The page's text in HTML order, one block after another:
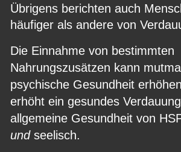
Übrigens berichten auch
häufiger als andere von
Die Einnahme von bestimmten
Nahrungszusätzen kann
psychische Gesundheit
erhöht ein gesundes
allgemeine Gesundheit von
und seelisch.